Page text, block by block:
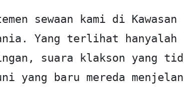
sewaan kami di
Yang terlihat hanyalah
suara klakson yang
yang baru mereda